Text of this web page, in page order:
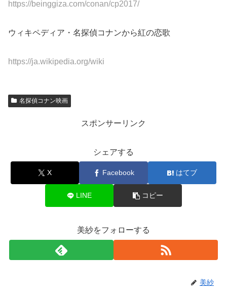
https://beinggiza.com/conan/cp2017/
ウィキペディア・名探偵コナンから紅の恋歌
https://ja.wikipedia.org/wiki
名探偵コナン映画
スポンサーリンク
シェアする
X Facebook はてブ
LINE コピー
美紗をフォローする
美紗